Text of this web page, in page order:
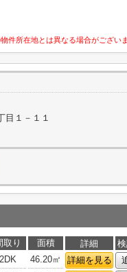
件所在地とは異なる場合がございま
目１－１１
取り 面積 詳細
2DK 46.20㎡ 詳細を見る